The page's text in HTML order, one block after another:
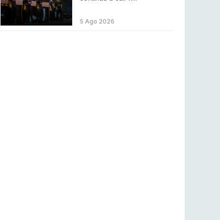
Betclic renova parceria com a RTP Arena para
a época 2026/27
5 Ago 2026